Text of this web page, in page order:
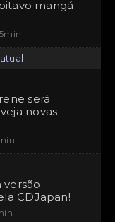
mangá
será
novas
CDJapan!